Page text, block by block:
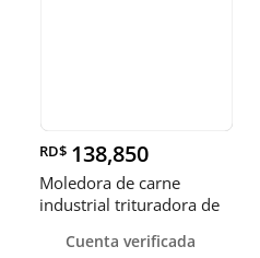
RD$ 138,850
Moledora de carne
industrial trituradora de
Cuenta verificada